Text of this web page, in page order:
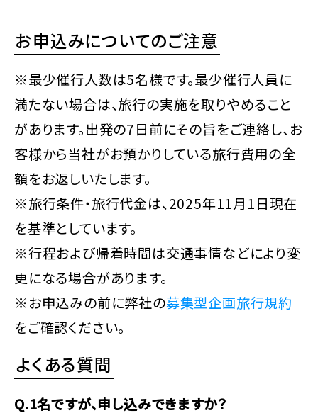
お申込みについてのご注意
※最少催行人数は5名様です。最少催行人員に
満たない場合は、旅行の実施を取りやめること
があります。出発の7日前にその旨をご連絡し、お
客様から当社がお預かりしている旅行費用の全
額をお返しいたします。
※旅行条件・旅行代金は、2025年11月1日現在
を基準としています。
※行程および帰着時間は交通事情などにより変
更になる場合があります。
※お申込みの前に弊社の募集型企画旅行規約
をご確認ください。
よくある質問
Q.1名ですが、申し込みできますか？